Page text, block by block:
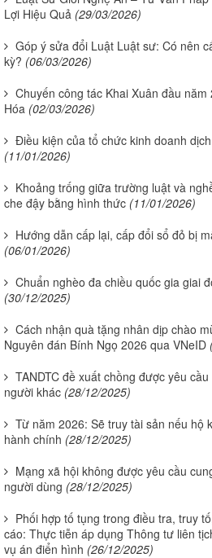
Lợi Hiệu Quả (29/03/2026)
Góp ý sửa đổi Luật Luật sư: Có nên
kỳ? (06/03/2026)
Chuyến công tác Khai Xuân đầu
Hóa (02/03/2026)
Điều kiện của tổ chức kinh doanh
(11/01/2026)
Khoảng trống giữa trường luật và
che đậy bằng hình thức (11/01/2026)
Hướng dẫn cấp lại, cấp đổi sổ đỏ bị
(06/01/2026)
Chuẩn nghèo đa chiều quốc gia giai
(30/12/2025)
Cách nhận quà tặng nhân dịp chào
Nguyên đán Bính Ngọ 2026 qua VNeID
TANDTC đề xuất chồng được yêu
người khác (28/12/2025)
Từ năm 2026: Sẽ truy tài sản nếu hộ
hành chính (28/12/2025)
Mạng xã hội không được yêu cầu
người dùng (28/12/2025)
Phối hợp tố tụng trong điều tra, truy
cáo: Thực tiễn áp dụng Thông tư liên
vụ án điển hình (26/12/2025)